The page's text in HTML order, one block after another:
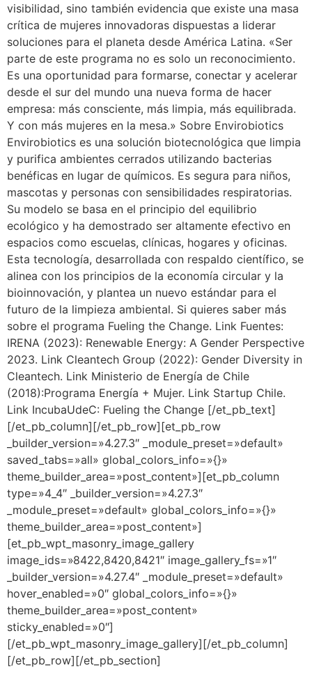
visibilidad, sino también evidencia que existe una masa
crítica de mujeres innovadoras dispuestas a liderar
soluciones para el planeta desde América Latina. «Ser
parte de este programa no es solo un reconocimiento.
Es una oportunidad para formarse, conectar y acelerar
desde el sur del mundo una nueva forma de hacer
empresa: más consciente, más limpia, más equilibrada.
Y con más mujeres en la mesa.» Sobre Envirobiotics
Envirobiotics es una solución biotecnológica que limpia
y purifica ambientes cerrados utilizando bacterias
benéficas en lugar de químicos. Es segura para niños,
mascotas y personas con sensibilidades respiratorias.
Su modelo se basa en el principio del equilibrio
ecológico y ha demostrado ser altamente efectivo en
espacios como escuelas, clínicas, hogares y oficinas.
Esta tecnología, desarrollada con respaldo científico, se
alinea con los principios de la economía circular y la
bioinnovación, y plantea un nuevo estándar para el
futuro de la limpieza ambiental. Si quieres saber más
sobre el programa Fueling the Change. Link Fuentes:
IRENA (2023): Renewable Energy: A Gender Perspective
2023. Link Cleantech Group (2022): Gender Diversity in
Cleantech. Link Ministerio de Energía de Chile
(2018):Programa Energía + Mujer. Link Startup Chile.
Link IncubaUdeC: Fueling the Change [/et_pb_text]
[/et_pb_column][/et_pb_row][et_pb_row
_builder_version=»4.27.3″ _module_preset=»default»
saved_tabs=»all» global_colors_info=»{}»
theme_builder_area=»post_content»][et_pb_column
type=»4_4″ _builder_version=»4.27.3″
_module_preset=»default» global_colors_info=»{}»
theme_builder_area=»post_content»]
[et_pb_wpt_masonry_image_gallery
image_ids=»8422,8420,8421″ image_gallery_fs=»1″
_builder_version=»4.27.4″ _module_preset=»default»
hover_enabled=»0″ global_colors_info=»{}»
theme_builder_area=»post_content»
sticky_enabled=»0″]
[/et_pb_wpt_masonry_image_gallery][/et_pb_column]
[/et_pb_row][/et_pb_section]